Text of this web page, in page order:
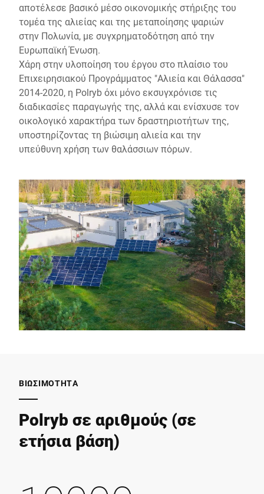
αποτέλεσε βασικό μέσο οικονομικής στήριξης του
τομέα της αλιείας και της μεταποίησης ψαριών
στην Πολωνία, με συγχρηματοδότηση από την
Ευρωπαϊκή Ένωση.
Χάρη στην υλοποίηση του έργου στο πλαίσιο του
Επιχειρησιακού Προγράμματος "Αλιεία και Θάλασσα"
2014-2020, η Polryb όχι μόνο εκσυγχρόνισε τις
διαδικασίες παραγωγής της, αλλά και ενίσχυσε τον
οικολογικό χαρακτήρα των δραστηριοτήτων της,
υποστηρίζοντας τη βιώσιμη αλιεία και την
υπεύθυνη χρήση των θαλάσσιων πόρων.
ΒΙΩΣΙΜΌΤΗΤΑ
Polryb σε αριθμούς (σε
ετήσια βάση)